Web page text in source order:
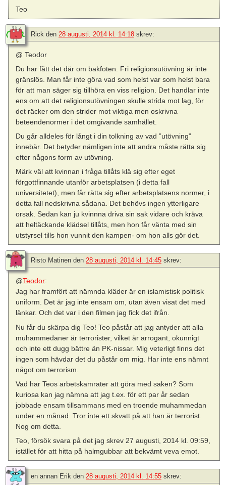
Teo
Rick den 28 augusti, 2014 kl. 14:18 skrev:
@ Teodor
Du har fått det där om bakfoten. Fri religionsutövning är inte
gränslös. Man får inte göra vad som helst var som helst bara
för att man säger sig tillhöra en viss religion. Det handlar inte
ens om att det religionsutövningen skulle strida mot lag, för
det räcker om den strider mot viktiga men oskrivna
beteendenormer i det omgivande samhället.
Du går alldeles för långt i din tolkning av vad ”utövning”
innebär. Det betyder nämligen inte att andra måste rätta sig
efter någons form av utövning.
Märk väl att kvinnan i fråga tillåts klä sig efter eget
förgottfinnande utanför arbetsplatsen (i detta fall
universitetet), men får rätta sig efter arbetsplatsens normer, i
detta fall nedskrivna sådana. Det behövs ingen ytterligare
orsak. Sedan kan ju kvinnna driva sin sak vidare och kräva
att heltäckande klädsel tillåts, men hon får vänta med sin
utstyrsel tills hon vunnit den kampen- om hon alls gör det.
Risto Matinen den 28 augusti, 2014 kl. 14:45 skrev:
@Teodor:
Jag har framfört att nämnda kläder är en islamistisk politisk
uniform. Det är jag inte ensam om, utan även visat det med
länkar. Och det var i den filmen jag fick det ifrån.
Nu får du skärpa dig Teo! Teo påstår att jag antyder att alla
muhammedaner är terrorister, vilket är arrogant, okunnigt
och inte ett dugg bättre än PK-nissar. Mig veterligt finns det
ingen som hävdar det du påstår om mig. Har inte ens nämnt
något om terrorism.
Vad har Teos arbetskamrater att göra med saken? Som
kuriosa kan jag nämna att jag t.ex. för ett par år sedan
jobbade ensam tillsammans med en troende muhammedan
under en månad. Tror inte ett skvatt på att han är terrorist.
Nog om detta.
Teo, försök svara på det jag skrev 27 augusti, 2014 kl. 09:59,
istället för att hitta på halmgubbar att bekvämt veva emot.
en annan Erik den 28 augusti, 2014 kl. 14:55 skrev: